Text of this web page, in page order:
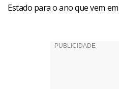
Estado para o ano que vem